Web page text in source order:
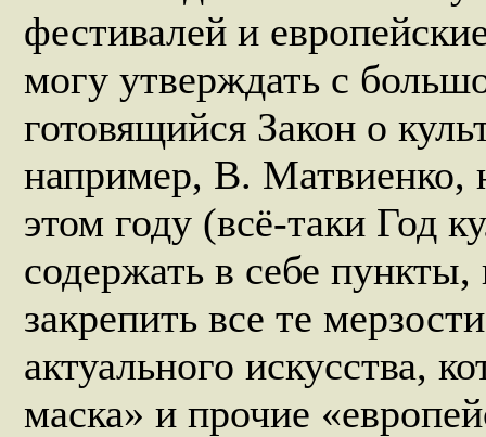
фестивалей и
могу утверждать с
готовящийся Закон о
например, В. Матвиенко,
этом году (всё-таки Год
содержать в себе
закрепить все те
актуального искусства,
маска» и прочие